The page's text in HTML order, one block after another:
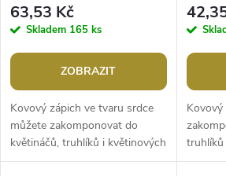
63,53 Kč
Skladem 165 ks
ZOBRAZIT
Kovový zápich ve tvaru srdce
můžete zakomponovat do
květináčů, truhlíků i květinových
vazeb. Perfektně se bude
truhlíků